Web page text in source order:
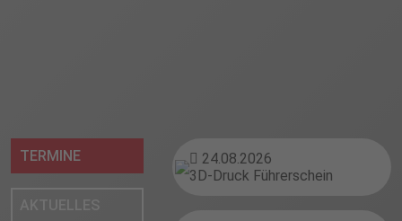
TERMINE
24.08.2026
3D-Druck Führerschein